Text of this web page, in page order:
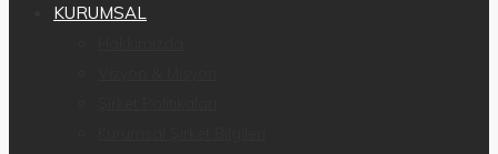
KURUMSAL